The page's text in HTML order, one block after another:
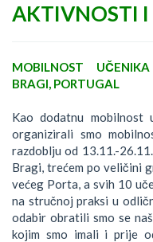
AKTIVNOSTI
MOBILNOST
BRAGI, PORTUGAL
Kao dodatnu mobilnost
organizirali smo
razdoblju od 13.11.-
Bragi, trećem po veličini
većeg Porta, a svih 10
na stručnoj praksi u
odabir obratili smo se
kojim smo imali i prije